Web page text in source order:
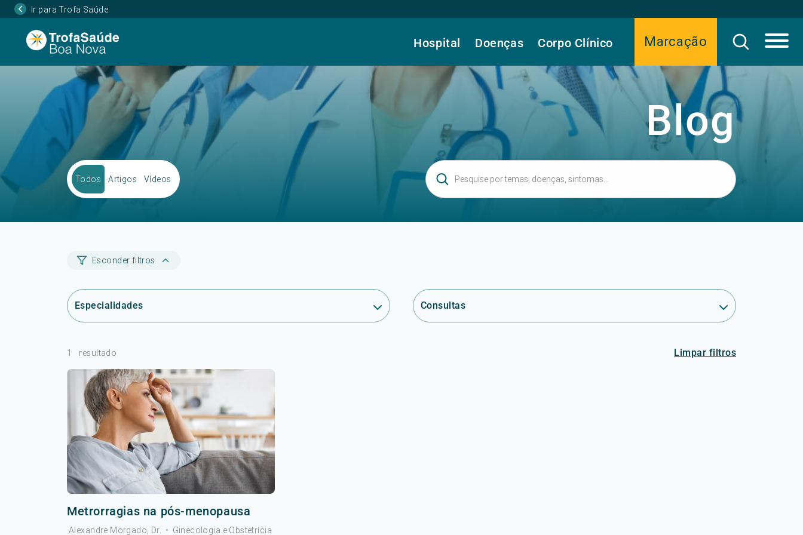
Ir para Trofa Saúde
Marcação
Hospital Doenças Corpo Clínico
Blog
Todos Artigos Vídeos
Esconder filtros
Especialidades Consultas
1 resultado Limpar filtros
Metrorragias na pós-menopausa
Alexandre Morgado, Dr. • Ginecologia e Obstetrícia